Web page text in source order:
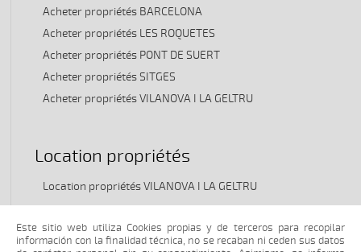
Acheter propriétés BARCELONA
Acheter propriétés LES ROQUETES
Acheter propriétés PONT DE SUERT
Acheter propriétés SITGES
Acheter propriétés VILANOVA I LA GELTRU
Location propriétés
Location propriétés VILANOVA I LA GELTRU
Transfert propriétés
Este sitio web utiliza Cookies propias y de terceros para recopilar
información con la finalidad técnica, no se recaban ni ceden sus datos